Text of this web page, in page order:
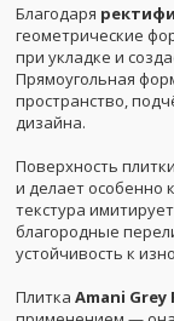
Благодаря
геометрические
при укладке и
Прямоугольная
пространство,
дизайна.
Поверхность
и делает особенно
текстура
благородные
устойчивость к
Плитка Amani Grey